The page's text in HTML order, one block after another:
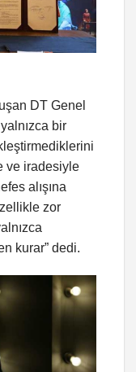
DT Genel
bir
ve iradesiyle
alışına
zor
kurar” dedi.